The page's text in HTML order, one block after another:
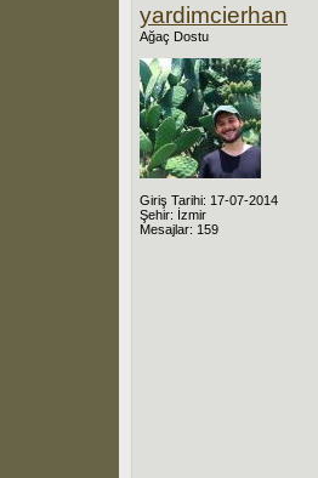
yardimcierhan
Ağaç Dostu
Giriş Tarihi: 17-07-2014
Şehir: İzmir
Mesajlar: 159